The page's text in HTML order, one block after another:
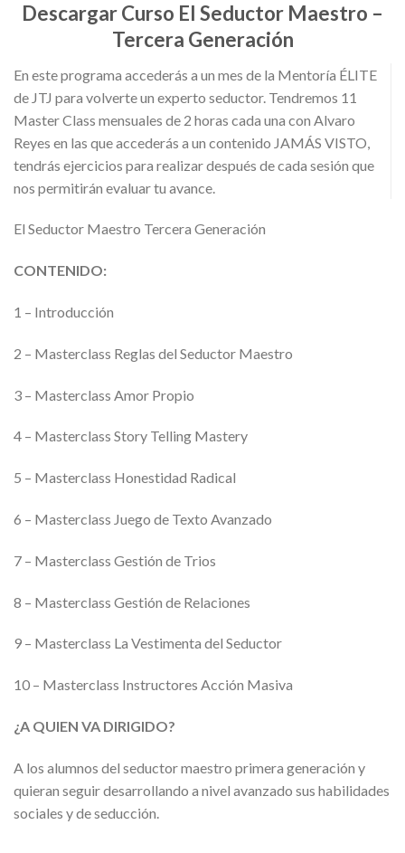
Descargar Curso El Seductor Maestro –
Tercera Generación
En este programa accederás a un mes de la Mentoría ÉLITE
de JTJ para volverte un experto seductor. Tendremos 11
Master Class mensuales de 2 horas cada una con Alvaro
Reyes en las que accederás a un contenido JAMÁS VISTO,
tendrás ejercicios para realizar después de cada sesión que
nos permitirán evaluar tu avance.
El Seductor Maestro Tercera Generación
CONTENIDO:
1 – Introducción
2 – Masterclass Reglas del Seductor Maestro
3 – Masterclass Amor Propio
4 – Masterclass Story Telling Mastery
5 – Masterclass Honestidad Radical
6 – Masterclass Juego de Texto Avanzado
7 – Masterclass Gestión de Trios
8 – Masterclass Gestión de Relaciones
9 – Masterclass La Vestimenta del Seductor
10 – Masterclass Instructores Acción Masiva
¿A QUIEN VA DIRIGIDO?
A los alumnos del seductor maestro primera generación y
quieran seguir desarrollando a nivel avanzado sus habilidades
sociales y de seducción.